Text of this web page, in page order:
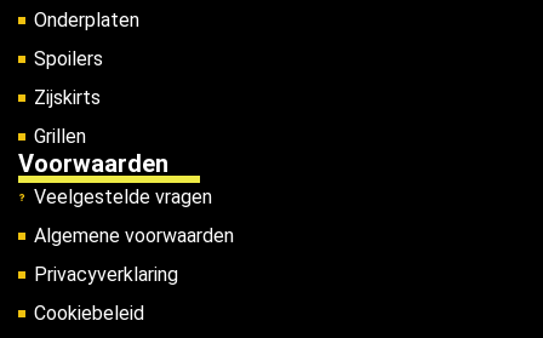
Onderplaten
Spoilers
Zijskirts
Grillen
Voorwaarden
Veelgestelde vragen
Algemene voorwaarden
Privacyverklaring
Cookiebeleid